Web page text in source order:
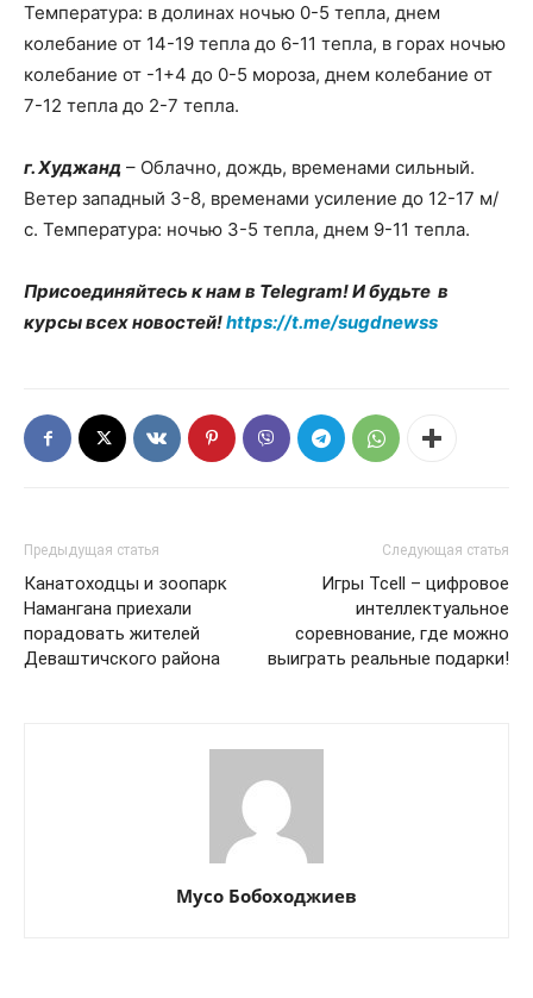
Температура: в долинах ночью 0-5 тепла, днем
колебание от 14-19 тепла до 6-11 тепла, в горах ночью
колебание от -1+4 до 0-5 мороза, днем колебание от
7-12 тепла до 2-7 тепла.
г. Худжанд – Облачно, дождь, временами сильный.
Ветер западный 3-8, временами усиление до 12-17 м/
с. Температура: ночью 3-5 тепла, днем 9-11 тепла.
Присоединяйтесь к нам в Telegram! И будьте в
курсы всех новостей!https://t.me/sugdnewss
Предыдущая статья
Канатоходцы и зоопарк
Намангана приехали
порадовать жителей
Деваштичского района
Следующая статья
Игры Tcell – цифровое
интеллектуальное
соревнование, где можно
выиграть реальные подарки!
Мусо Бобоходжиев